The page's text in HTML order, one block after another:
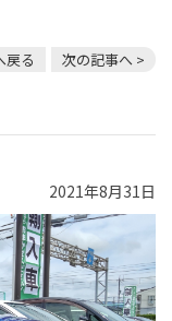
戻る 次の記事へ >
2021年8月31日